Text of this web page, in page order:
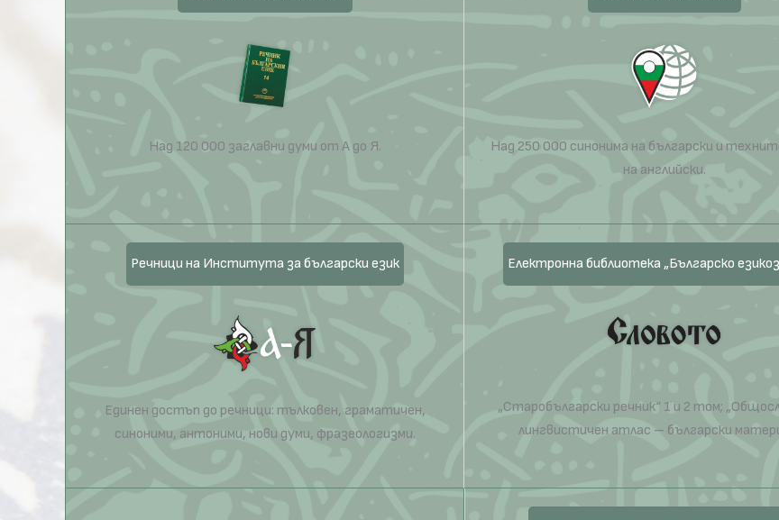
Над 120 000 заглавни думи от А до Я.
Над 250 000 синонима на български и
на английски.
Речници на Института за български език
Единен достъп до речници: тълковен, граматичен,
синоними, антоними, нови думи, фразеологизми.
Електронна библиотека „Българско
„Старобългарски речник“ 1 и 2 том;
лингвистичен атлас – български